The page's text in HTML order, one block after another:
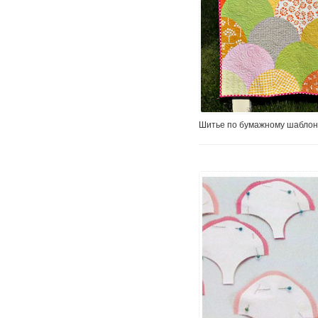
Шитье по бумажному